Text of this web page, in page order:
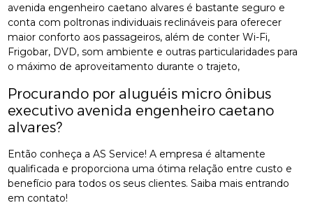
avenida engenheiro caetano alvares é bastante seguro e
conta com poltronas individuais reclináveis para oferecer
maior conforto aos passageiros, além de conter Wi-Fi,
Frigobar, DVD, som ambiente e outras particularidades para
o máximo de aproveitamento durante o trajeto,
Procurando por aluguéis micro ônibus
executivo avenida engenheiro caetano
alvares?
Então conheça a AS Service! A empresa é altamente
qualificada e proporciona uma ótima relação entre custo e
benefício para todos os seus clientes. Saiba mais entrando
em contato!